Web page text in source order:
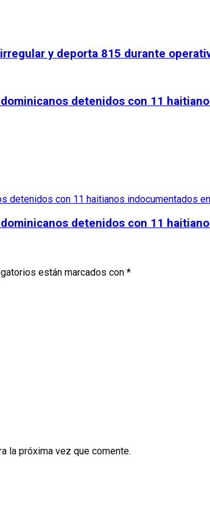
y deporta 815 durante
detenidos con 11
detenidos con 11
están marcados con *
la próxima vez que comente.